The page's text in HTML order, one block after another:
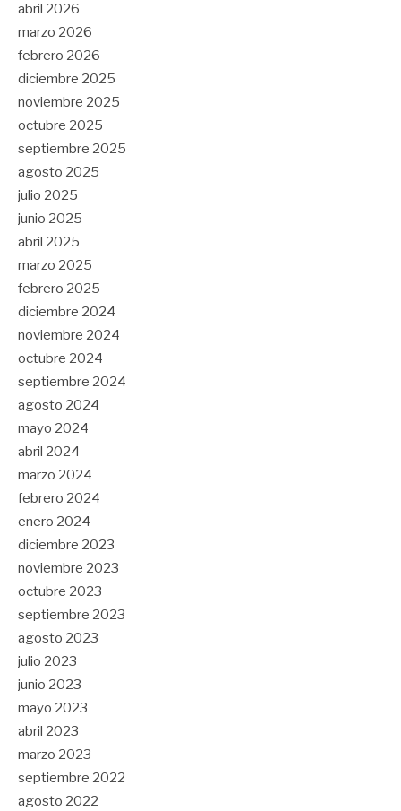
abril 2026
marzo 2026
febrero 2026
diciembre 2025
noviembre 2025
octubre 2025
septiembre 2025
agosto 2025
julio 2025
junio 2025
abril 2025
marzo 2025
febrero 2025
diciembre 2024
noviembre 2024
octubre 2024
septiembre 2024
agosto 2024
mayo 2024
abril 2024
marzo 2024
febrero 2024
enero 2024
diciembre 2023
noviembre 2023
octubre 2023
septiembre 2023
agosto 2023
julio 2023
junio 2023
mayo 2023
abril 2023
marzo 2023
septiembre 2022
agosto 2022